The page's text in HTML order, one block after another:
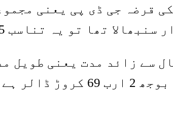
قرضہ جی ڈی پی یعنی